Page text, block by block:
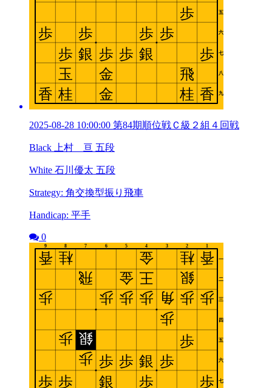
2025-08-28 10:00:00 第84期順位戦Ｃ級２組４回戦
Black 上村 亘 五段
White 石川優太 五段
Strategy: 角交換型振り飛車
Handicap: 平手
0